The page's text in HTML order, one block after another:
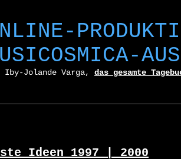
Iby-Jolande Varga, das gesamte
Ideen 1997 | 2000